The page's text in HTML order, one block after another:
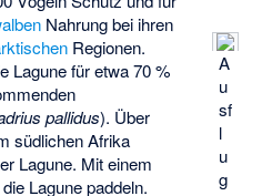
A
u
sf
l
u
g
Nahrung bei ihren
Regionen.
Lagune für etwa 70 %
pallidus). Über
südlichen Afrika
Lagune. Mit einem
Lagune paddeln.